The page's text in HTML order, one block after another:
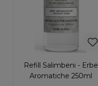
Refill Salimbeni - Erbe
Aromatiche 250ml